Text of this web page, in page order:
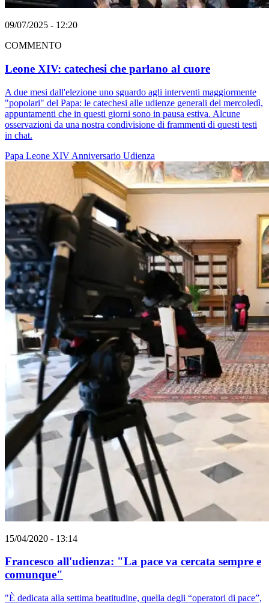
09/07/2025 - 12:20
COMMENTO
Leone XIV: catechesi che parlano al cuore
A due mesi dall'elezione uno sguardo agli interventi maggiormente
"popolari" del Papa: le catechesi alle udienze generali del mercoledì,
appuntamenti che in questi giorni sono in pausa estiva. Alcune
osservazioni da una nostra condivisione di frammenti di questi testi
in chat.
Papa Leone XIV Anniversario Udienza
15/04/2020 - 13:14
Francesco all'udienza: "La pace va cercata sempre e
comunque"
"È dedicata alla settima beatitudine, quella degli “operatori di pace”,